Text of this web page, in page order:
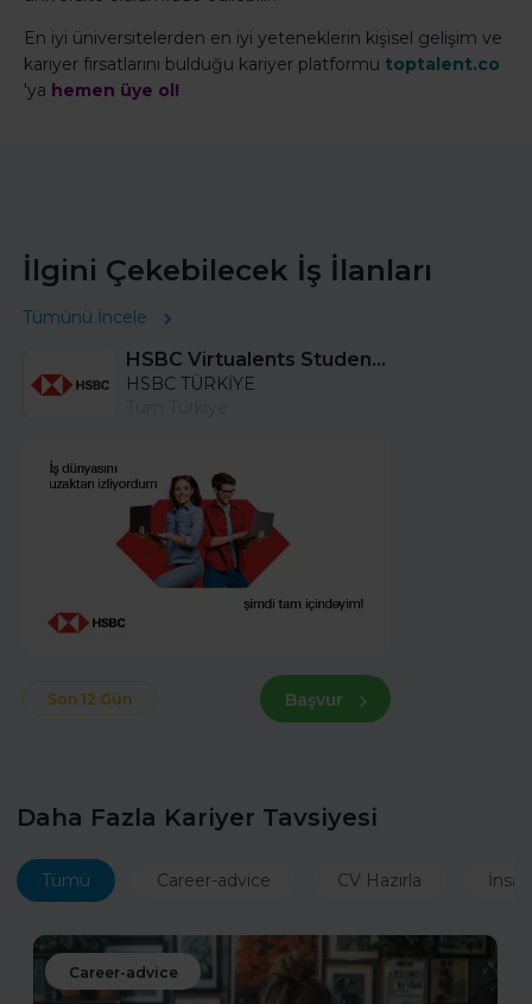
En iyi üniversitelerden en iyi yeteneklerin kişisel gelişim ve
kariyer fırsatlarını bulduğu kariyer platformu toptalent.co
'ya hemen üye ol!
İlgini Çekebilecek İş İlanları
Tümünü İncele
HSBC Virtualents Student Program bu sene de devam ediyor!
HSBC TÜRKİYE
Son 12 Gün Başvur
Daha Fazla Kariyer Tavsiyesi
Tümü Career-advice CV Hazırla
Career-advice